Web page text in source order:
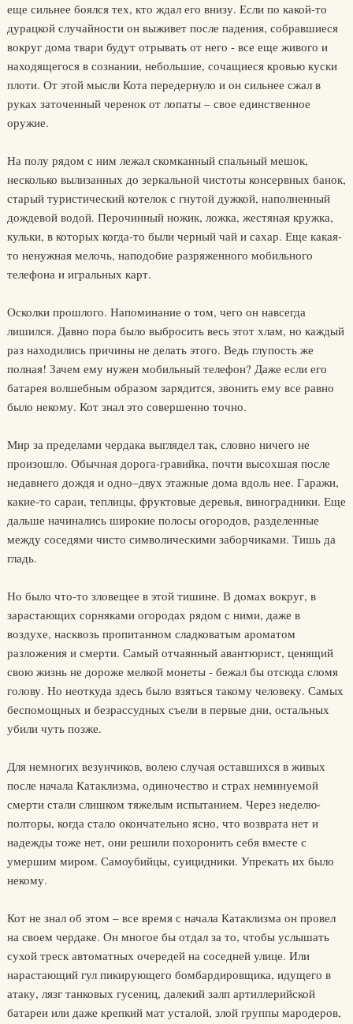
еще сильнее боялся тех, кто ждал его внизу. Если по какой-то
дурацкой случайности он выживет после падения, собравшиеся
вокруг дома твари будут отрывать от него - все еще живого и
находящегося в сознании, небольшие, сочащиеся кровью куски
плоти. От этой мысли Кота передернуло и он сильнее сжал в
руках заточенный черенок от лопаты – свое единственное
оружие.
На полу рядом с ним лежал скомканный спальный мешок,
несколько вылизанных до зеркальной чистоты консервных банок,
старый туристический котелок с гнутой дужкой, наполненный
дождевой водой. Перочинный ножик, ложка, жестяная кружка,
кульки, в которых когда-то были черный чай и сахар. Еще какая-
то ненужная мелочь, наподобие разряженного мобильного
телефона и игральных карт.
Осколки прошлого. Напоминание о том, чего он навсегда
лишился. Давно пора было выбросить весь этот хлам, но каждый
раз находились причины не делать этого. Ведь глупость же
полная! Зачем ему нужен мобильный телефон? Даже если его
батарея волшебным образом зарядится, звонить ему все равно
было некому. Кот знал это совершенно точно.
Мир за пределами чердака выглядел так, словно ничего не
произошло. Обычная дорога-гравийка, почти высохшая после
недавнего дождя и одно–двух этажные дома вдоль нее. Гаражи,
какие-то сараи, теплицы, фруктовые деревья, виноградники. Еще
дальше начинались широкие полосы огородов, разделенные
между соседями чисто символическими заборчиками. Тишь да
гладь.
Но было что-то зловещее в этой тишине. В домах вокруг, в
зарастающих сорняками огородах рядом с ними, даже в
воздухе, насквозь пропитанном сладковатым ароматом
разложения и смерти. Самый отчаянный авантюрист, ценящий
свою жизнь не дороже мелкой монеты - бежал бы отсюда сломя
голову. Но неоткуда здесь было взяться такому человеку. Самых
беспомощных и безрассудных съели в первые дни, остальных
убили чуть позже.
Для немногих везунчиков, волею случая оставшихся в живых
после начала Катаклизма, одиночество и страх неминуемой
смерти стали слишком тяжелым испытанием. Через неделю-
полторы, когда стало окончательно ясно, что возврата нет и
надежды тоже нет, они решили похоронить себя вместе с
умершим миром. Самоубийцы, суицидники. Упрекать их было
некому.
Кот не знал об этом – все время с начала Катаклизма он провел
на своем чердаке. Он многое бы отдал за то, чтобы услышать
сухой треск автоматных очередей на соседней улице. Или
нарастающий гул пикирующего бомбардировщика, идущего в
атаку, лязг танковых гусениц, далекий залп артиллерийской
батареи или даже крепкий мат усталой, злой группы мародеров,